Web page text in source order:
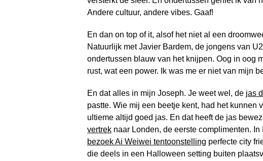
Andere cultuur, andere vibes. Gaaf!
En dan on top of it, alsof het niet al een
Natuurlijk met Javier Bardem, de jongens van
ondertussen blauw van het knijpen. Oog in oog
rust, wat een power. Ik was me er niet van mijn
En dat alles in mijn Joseph. Je weet wel, de jas
pastte. Wie mij een beetje kent, had het kunnen
ultieme altijd goed jas. En dat heeft de jas
vertrek naar Londen, de eerste complimenten.
bezoek Ai Weiwei tentoonstelling perfecte city
die deels in een Halloween setting buiten